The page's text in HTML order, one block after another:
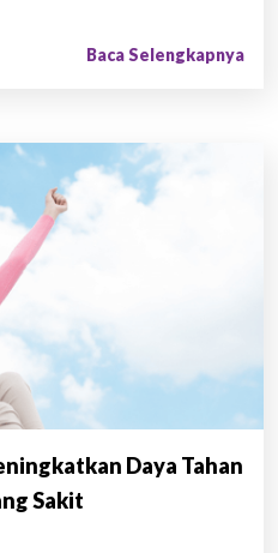
Baca Selengkapnya
Daya Tahan
Sakit